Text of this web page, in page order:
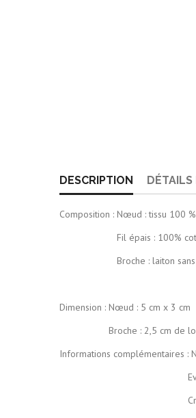
DESCRIPTION DÉTAILS
Composition : Nœud : tissu 100
Fil épais : 100% coton
Broche : laiton sans
Dimension : Nœud : 5 cm x 3 cm
Broche : 2,5 cm de
Informations complémentaires :
Eviter le
Création unique ou en